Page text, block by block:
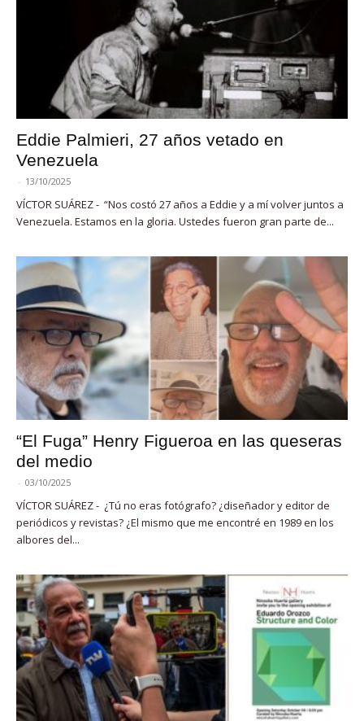
Eddie Palmieri, 27 años vetado en
Venezuela
- 13/10/2025
VÍCTOR SUÁREZ - “Nos costó 27 años a Eddie y a mí volver juntos a
Venezuela. Estamos en la gloria. Ustedes fueron gran parte de...
“El Fuga” Henry Figueroa en las queseras
del medio
- 03/10/2025
VÍCTOR SUÁREZ - ¿Tú no eras fotógrafo? ¿diseñador y editor de
periódicos y revistas? ¿El mismo que me encontré en 1989 en los
albores del...